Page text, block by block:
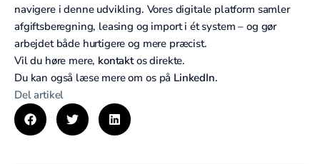
navigere i denne udvikling. Vores digitale platform samler
afgiftsberegning, leasing og import i ét system – og gør
arbejdet både hurtigere og mere præcist.
Vil du høre mere, kontaktos direkte.
Du kan også læse mere om os på LinkedIn.
Del artikel